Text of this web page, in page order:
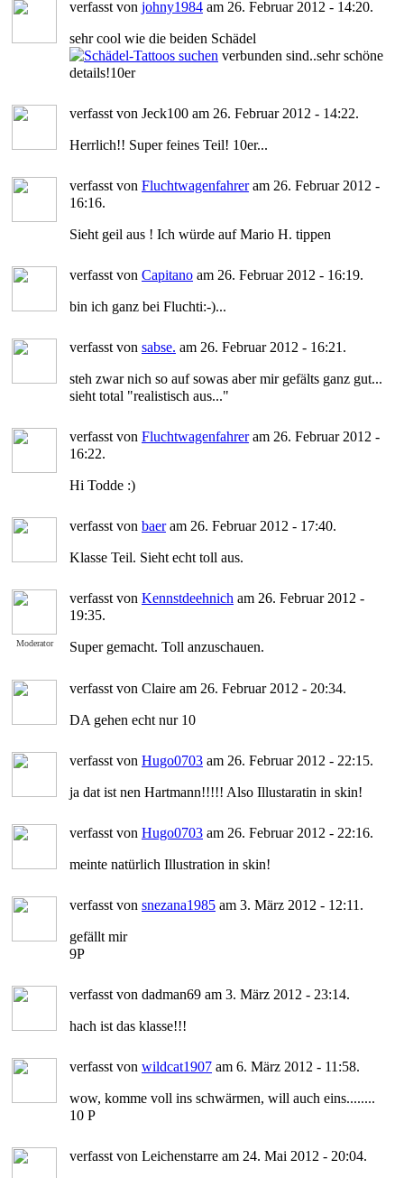
verfasst von johny1984 am 26. Februar 2012 - 14:20.
sehr cool wie die beiden Schädel
verbunden sind..sehr schöne
details!10er
verfasst von Jeck100 am 26. Februar 2012 - 14:22.
Herrlich!! Super feines Teil! 10er...
verfasst von Fluchtwagenfahreram 26. Februar 2012 -
16:16.
Sieht geil aus ! Ich würde auf Mario H. tippen
verfasst von Capitano am 26. Februar 2012 - 16:19.
bin ich ganz bei Fluchti:-)...
verfasst von sabse. am 26. Februar 2012 - 16:21.
steh zwar nich so auf sowas aber mir gefälts ganz gut...
sieht total "realistisch aus..."
verfasst von Fluchtwagenfahreram 26. Februar 2012 -
16:22.
Hi Todde :)
verfasst von baeram 26. Februar 2012 - 17:40.
Klasse Teil. Sieht echt toll aus.
Moderator
verfasst von Kennstdeehnich am 26. Februar 2012 -
19:35.
Super gemacht. Toll anzuschauen.
verfasst von Claire am 26. Februar 2012 - 20:34.
DA gehen echt nur 10
verfasst von Hugo0703 am 26. Februar 2012 - 22:15.
ja dat ist nen Hartmann!!!!! Also Illustaratin in skin!
verfasst von Hugo0703 am 26. Februar 2012 - 22:16.
meinte natürlich Illustration in skin!
verfasst von snezana1985 am 3. März 2012 - 12:11.
gefällt mir
9P
verfasst von dadman69 am 3. März 2012 - 23:14.
hach ist das klasse!!!
verfasst von wildcat1907 am 6. März 2012 - 11:58.
wow, komme voll ins schwärmen, will auch eins........
10 P
verfasst von Leichenstarre am 24. Mai 2012 - 20:04.